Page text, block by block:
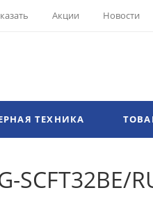
Акции Новости
ТЕХНИКА
SCFT32BE/